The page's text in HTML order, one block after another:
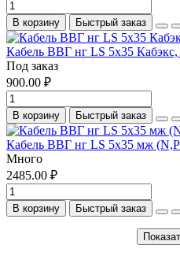
В корзину Быстрый заказ
Кабель ВВГ нг LS 5х35
Под заказ
900.00 ₽
В корзину Быстрый заказ
Кабель ВВГ нг LS 5х35 мж
Много
2485.00 ₽
В корзину Быстрый заказ